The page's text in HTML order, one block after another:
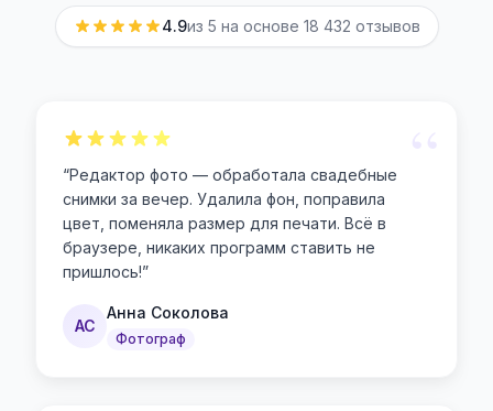
4.9из 5 на основе 18 432 отзывов
“Редактор фото — обработала свадебные
снимки за вечер. Удалила фон, поправила
цвет, поменяла размер для печати. Всё в
браузере, никаких программ ставить не
пришлось!”
АС
Анна Соколова
Фотограф